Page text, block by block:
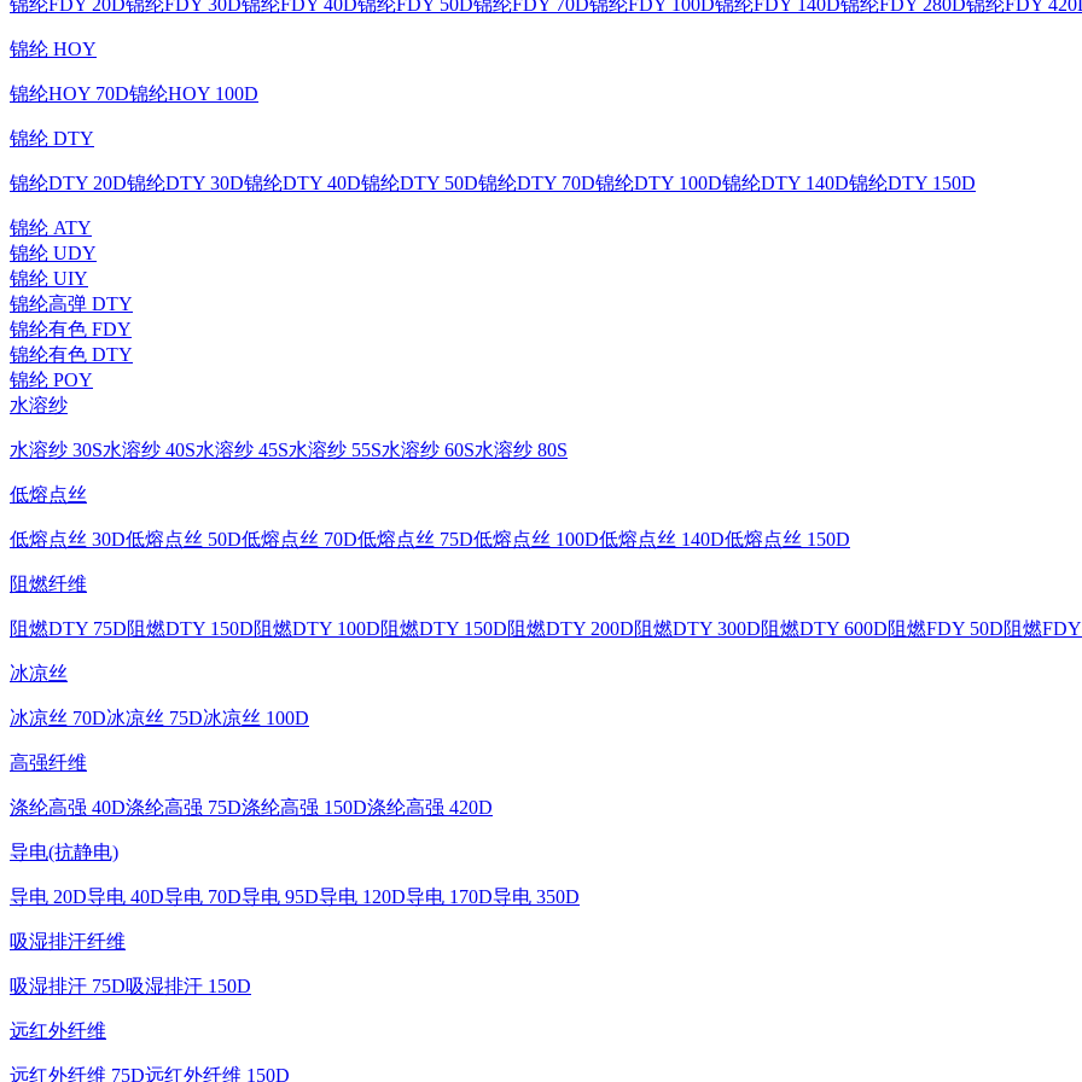
锦纶FDY 20D锦纶FDY 30D锦纶FDY 40D锦纶FDY 50D锦纶FDY 70D锦纶FDY 100D锦纶FDY 140D锦纶FDY 280D锦纶FDY
锦纶 HOY
锦纶HOY 70D锦纶HOY 100D
锦纶 DTY
锦纶DTY 20D锦纶DTY 30D锦纶DTY 40D锦纶DTY 50D锦纶DTY 70D锦纶DTY 100D锦纶DTY 140D锦纶DTY 150D
锦纶 ATY
锦纶 UDY
锦纶 UIY
锦纶高弹 DTY
锦纶有色 FDY
锦纶有色 DTY
锦纶 POY
水溶纱
水溶纱 30S水溶纱 40S水溶纱 45S水溶纱 55S水溶纱 60S水溶纱 80S
低熔点丝
低熔点丝 30D低熔点丝 50D低熔点丝 70D低熔点丝 75D低熔点丝 100D低熔点丝 140D低熔点丝 150D
阻燃纤维
阻燃DTY 75D阻燃DTY 150D阻燃DTY 100D阻燃DTY 150D阻燃DTY 200D阻燃DTY 300D阻燃DTY 600D阻燃FDY 50D阻燃
冰凉丝
冰凉丝 70D冰凉丝 75D冰凉丝 100D
高强纤维
涤纶高强 40D涤纶高强 75D涤纶高强 150D涤纶高强 420D
导电(抗静电)
导电 20D导电 40D导电 70D导电 95D导电 120D导电 170D导电 350D
吸湿排汗纤维
吸湿排汗 75D吸湿排汗 150D
远红外纤维
远红外纤维 75D远红外纤维 150D